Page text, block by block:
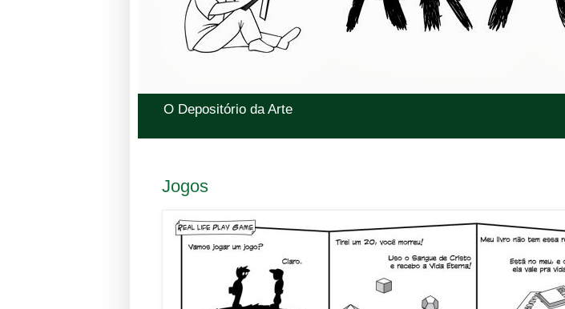
O Depositório da Arte
Jogos